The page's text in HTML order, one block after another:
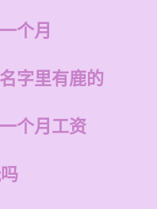
个月
字里有鹿的
个月工资